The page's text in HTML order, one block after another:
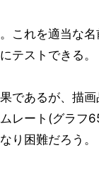
これを適当な
テストできる。
であるが、描
レート(グラフ
り困難だろう。